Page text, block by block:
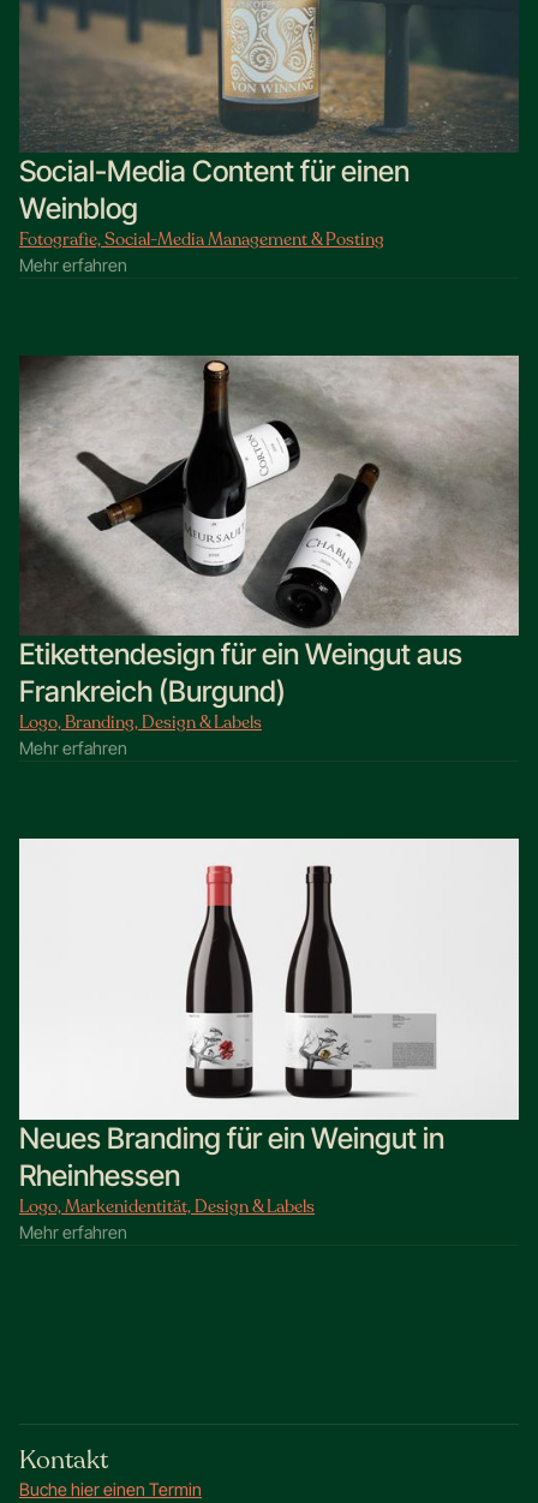
Social-Media Content für einen
Weinblog
Fotografie, Social-Media Management & Posting
Mehr erfahren
Etikettendesign für ein Weingut aus
Frankreich (Burgund)
Logo, Branding, Design & Labels
Mehr erfahren
Neues Branding für ein Weingut in
Rheinhessen
Logo, Markenidentität, Design & Labels
Mehr erfahren
Kontakt
Buche hier einen Termin